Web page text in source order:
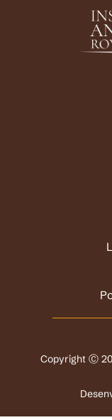
Copyright Ⓒ